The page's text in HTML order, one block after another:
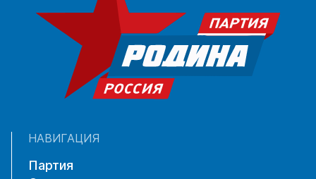
НАВИГАЦИЯ
Партия